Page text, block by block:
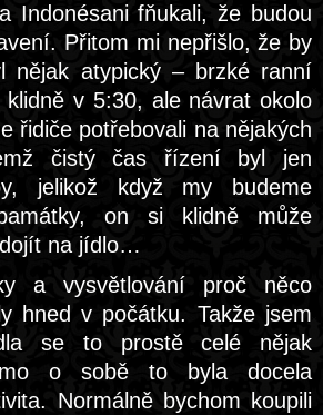
Indonésani fňukali, že budou
Přitom mi nepřišlo, že by
nějak atypický – brzké ranní
v 5:30, ale návrat okolo
řidiče potřebovali na nějakých
čistý čas řízení byl jen
jelikož když my budeme
on si klidně může
na jídlo…
a vysvětlování proč něco
hned v počátku. Takže jsem
se to prostě celé nějak
o sobě to byla docela
Normálně bychom koupili